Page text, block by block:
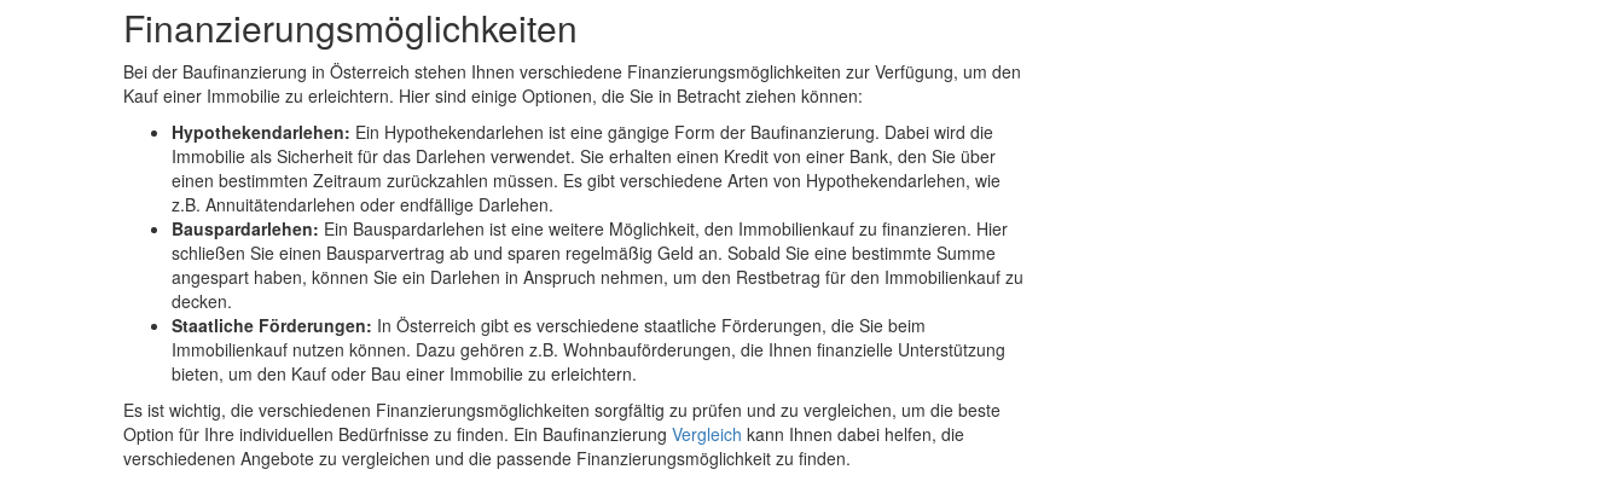
Finanzierungsmöglichkeiten
Bei der Baufinanzierung in Österreich stehen Ihnen verschiedene Finanzierungsmöglichkeiten zur Verfügung, um den
Kauf einer Immobilie zu erleichtern. Hier sind einige Optionen, die Sie in Betracht ziehen können:
Hypothekendarlehen: Ein Hypothekendarlehen ist eine gängige Form der Baufinanzierung. Dabei wird die
Immobilie als Sicherheit für das Darlehen verwendet. Sie erhalten einen Kredit von einer Bank, den Sie über
einen bestimmten Zeitraum zurückzahlen müssen. Es gibt verschiedene Arten von Hypothekendarlehen, wie
z.B. Annuitätendarlehen oder endfällige Darlehen.
Bauspardarlehen: Ein Bauspardarlehen ist eine weitere Möglichkeit, den Immobilienkauf zu finanzieren. Hier
schließen Sie einen Bausparvertrag ab und sparen regelmäßig Geld an. Sobald Sie eine bestimmte Summe
angespart haben, können Sie ein Darlehen in Anspruch nehmen, um den Restbetrag für den Immobilienkauf zu
decken.
Staatliche Förderungen: In Österreich gibt es verschiedene staatliche Förderungen, die Sie beim
Immobilienkauf nutzen können. Dazu gehören z.B. Wohnbauförderungen, die Ihnen finanzielle Unterstützung
bieten, um den Kauf oder Bau einer Immobilie zu erleichtern.
Es ist wichtig, die verschiedenen Finanzierungsmöglichkeiten sorgfältig zu prüfen und zu vergleichen, um die beste
Option für Ihre individuellen Bedürfnisse zu finden. Ein Baufinanzierung Vergleich kann Ihnen dabei helfen, die
verschiedenen Angebote zu vergleichen und die passende Finanzierungsmöglichkeit zu finden.